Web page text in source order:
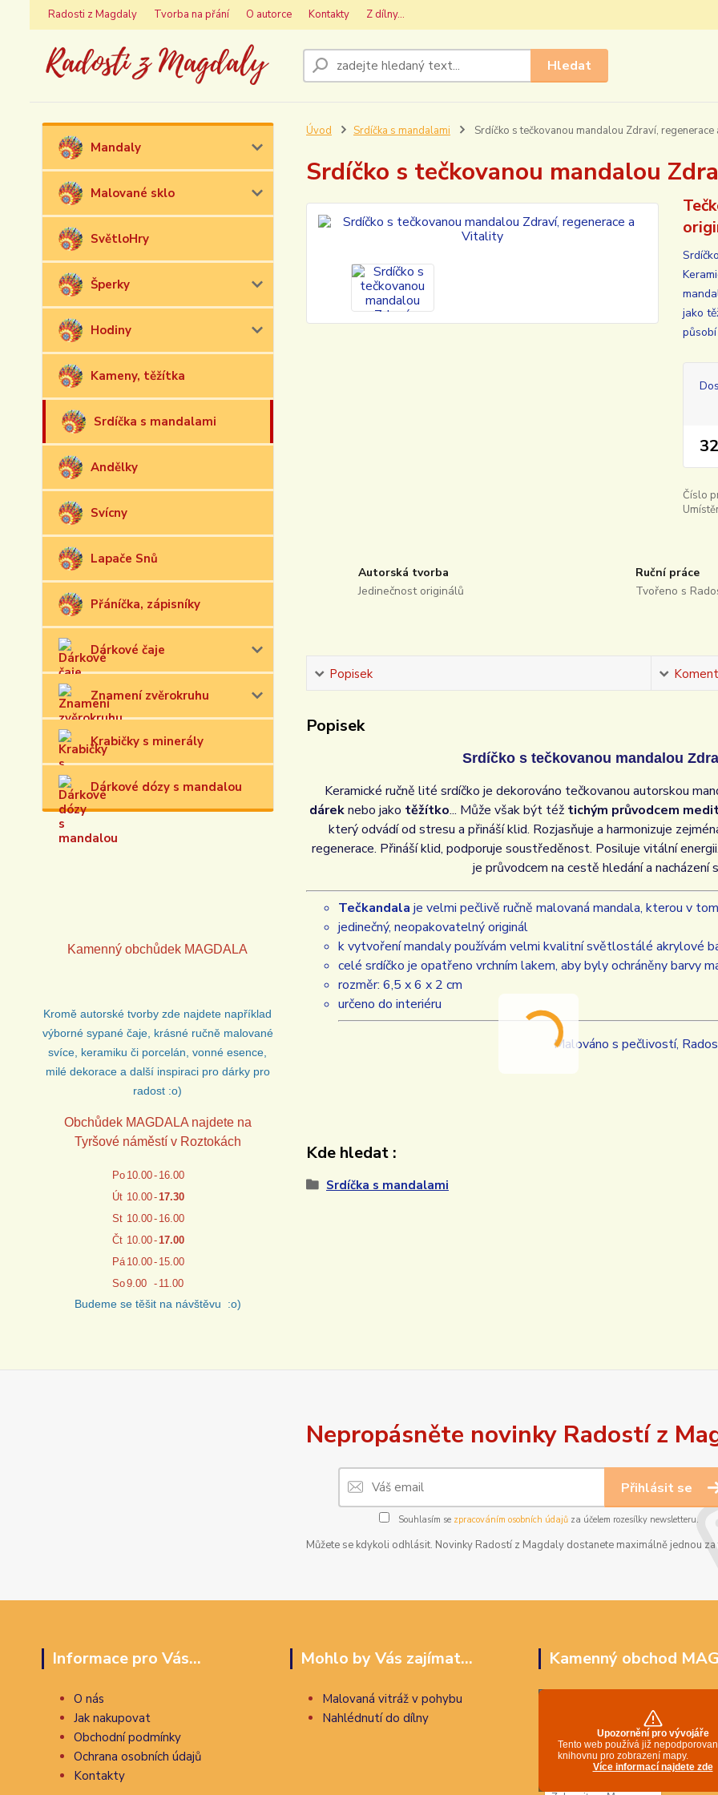
Radosti z Magdaly Tvorba na přání O autorce Kontakty Z dílny...
Hledat
Mandaly
Malované sklo
SvětloHry
Šperky
Hodiny
Kameny, těžítka
Srdíčka s mandalami
Andělky
Svícny
Lapače Snů
Přáníčka, zápisníky
Dárkové čaje
Znamení zvěrokruhu
Krabičky s minerály
Dárkové dózy s mandalou
Kamenný obchůdek MAGDALA
Kromě autorské tvorby zde najdete například
výborné sypané čaje, krásné ručně malované
svíce, keramiku či porcelán, vonné esence,
milé dekorace a další inspiraci pro dárky pro
radost :o)
Obchůdek MAGDALA najdete na
Tyršové náměstí v Roztokách
Po 10.00- 16.00
Út 10.00-17.30
St 10.00- 16.00
Čt 10.00-17.00
Pá 10.00- 15.00
So9.00 - 11.00
Budeme se těšit na návštěvu :o)
Úvod Srdíčka s mandalami Srdíčko s tečkovanou mandalou Zdraví, regenerace
Srdíčko s tečkovanou mandalou
jako
Číslo
Autorská tvorba
Jedinečnost originálů
Ruční práce
Tvořeno s
Popisek
Popisek
Srdíčko s tečkovanou mandalou
Keramické ručně lité srdíčko je dekorováno tečkovanou autorskou
dáreknebo jako těžítko... Může však být též tichým průvodcem
který odvádí od stresu a přináší klid. Rozjasňuje a harmonizuje
regenerace. Přináší klid, podporuje soustředěnost. Posiluje vitální
je průvodcem na cestě hledání a nacházení
Tečkandala je velmi pečlivě ručně malovaná mandala, kterou v
jedinečný, neopakovatelný originál
k vytvoření mandaly používám velmi kvalitní světlostálé akrylové
celé srdíčko je opatřeno vrchním lakem, aby byly ochráněny barvy
rozměr: 6,5 x 6 x 2 cm
určeno do interiéru
Malováno s pečlivostí,
Kde hledat :
Srdíčka s mandalami
Nepropásněte novinky Radostí z
Přihlásit se
Souhlasím se zpracováním osobních údajůza účelem rozesílky newsletteru.
Můžete se kdykoli odhlásit. Novinky Radostí z Magdaly dostanete maximálně jednou
Informace pro Vás...
O nás
Jak nakupovat
Obchodní podmínky
Ochrana osobních údajů
Kontakty
Mohlo by Vás zajímat...
Malovaná vitráž v pohybu
Nahlédnutí do dílny
Kamenný obchod